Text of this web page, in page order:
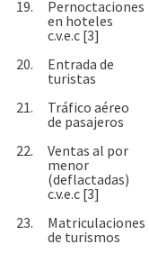
19.
Pernoctaciones
en hoteles
c.v.e.c [3]
20.
Entrada de
turistas
21.
Tráfico aéreo
de pasajeros
22.
Ventas al por
menor
(deflactadas)
c.v.e.c [3]
23.
Matriculaciones
de turismos